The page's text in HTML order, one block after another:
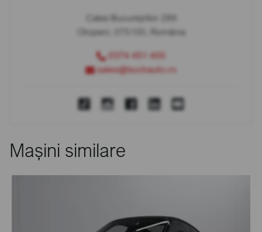
Calea Bucureștilor 289
Otopeni, 075100, România
0374 451 400
sales@bcchauto.ro
Mașini similare